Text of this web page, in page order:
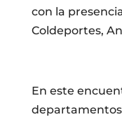
con la
Coldeportes,
En este
departamentos